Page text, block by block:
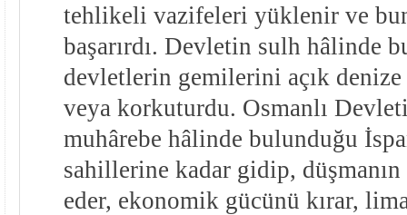
tehlikeli vazifeleri yüklenir ve
başarırdı. Devletin sulh hâlinde
devletlerin gemilerini açık denize
veya korkuturdu. Osmanlı
muhârebe hâlinde bulunduğu
sahillerine kadar gidip, düşmanın
eder, ekonomik gücünü kırar,